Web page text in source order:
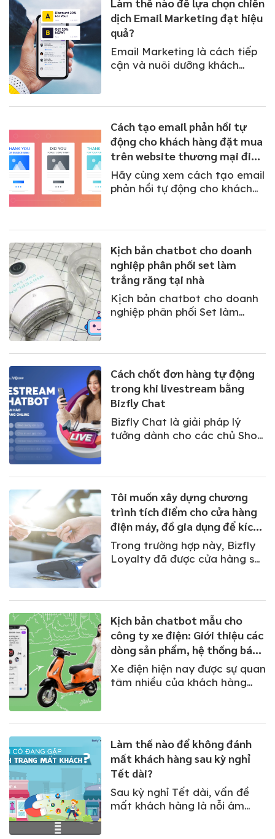
dịch Email Marketing đạt hiệu
quả?
Email Marketing là cách tiếp
cận và nuôi dưỡng khách
điện máy, email phù hợp triển
khai các chiến dịch ra mắt
sản phẩm mới, giới thiệu
chương trình khuyến mại,
email tương tác dựa trên
hành vi mua...
Cách tạo email phản hồi tự
động cho khách hàng đặt mua
trên website thương mại điện
tử
Hãy cùng xem cách tạo email
phản hồi tự động cho khách
diện mới của BizMail nhé!
Kịch bản chatbot cho doanh
nghiệp phân phối set làm
trắng răng tại nhà
Kịch bản chatbot cho doanh
nghiệp phân phối Set làm
phản hồi khách hàng, chốt
đơn nhanh chóng ngay tại
Fanpage hay website.
Cách chốt đơn hàng tự động
trong khi livestream bằng
Bizfly Chat
Bizfly Chat là giải pháp lý
tưởng dành cho các chủ Shop,
livestream bằng cách thiết
lập bài viết comment theo cú
pháp rồi gửi tin nhắn cho
khách hàng để chốt đơn.
Tôi muốn xây dựng chương
trình tích điểm cho cửa hàng
điện máy, đồ gia dụng để kích
thích khách mua hàng nhiều
hơn
Trong trường hợp này, Bizfly
Loyalty đã được cửa hàng sử
viên. Đây là phần mềm quản
lý khách hàng thân thiết, tích
điểm, đổi điểm thưởng, quản
lý thẻ thành viên.
Kịch bản chatbot mẫu cho
công ty xe điện: Giới thiệu các
dòng sản phẩm, hệ thống bán
hàng và tư vấn cho khách
hàng
Xe điện hiện nay được sự quan
tâm nhiều của khách hàng
nó. Vì vậy, doanh nghiệp cần
chuẩn bị một chatbot với kịch
bản tư vấn hợp lý để đáp ứng
nhu cầu của khách hàng
trên...
Làm thế nào để không đánh
mất khách hàng sau kỳ nghỉ
Tết dài?
Sau kỳ nghỉ Tết dài, vấn đề
mất khách hàng là nỗi ám